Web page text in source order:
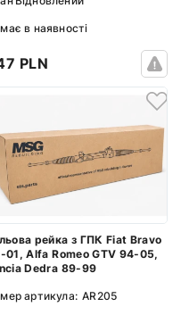
в наявності
PLN
рейка з ГПК Fiat Bravo
01, Alfa Romeo GTV 94-05,
Dedra 89-99
артикула: AR205